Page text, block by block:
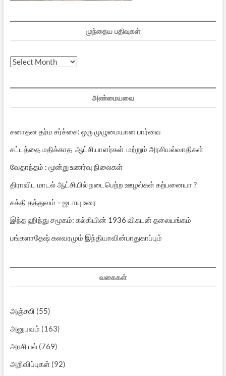
முந்தைய பதிவுகள்
முந்தைய
அண்மையவை
சனாதன தர்ம சர்ச்சை: ஒரு முழுமையான பார்வை
சட்டத்தை மதிக்காத ஆட்சியாளர்கள் மற்றும் அரசியல்வாதிகள்
வேதாந்தம் : மூன்று உணர்வு நிலைகள்
திராவிட மாடல் ஆட்சியில் நடைபெற்ற ஊழல்கள் கற்பனையா ?
சக்தி தத்துவம் – ஜடாயு உரை
இந்த ஹிந்து சமூகம்: கல்கியின் 1936 விகடன் தலையங்கம்
பங்களாதேஷ் கலவரமும் இந்தியாவின்பாதுகாப்பும்
வகைகள்
அஞ்சலி (55)
அனுபவம் (163)
அரசியல்(769)
அறிவிப்புகள்(92)